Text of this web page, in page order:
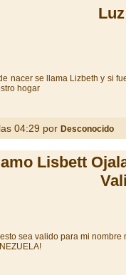
nacer se llama Lizbeth y si
hogar
04:29 por Desconocido
Lisbett
sea valido para mi